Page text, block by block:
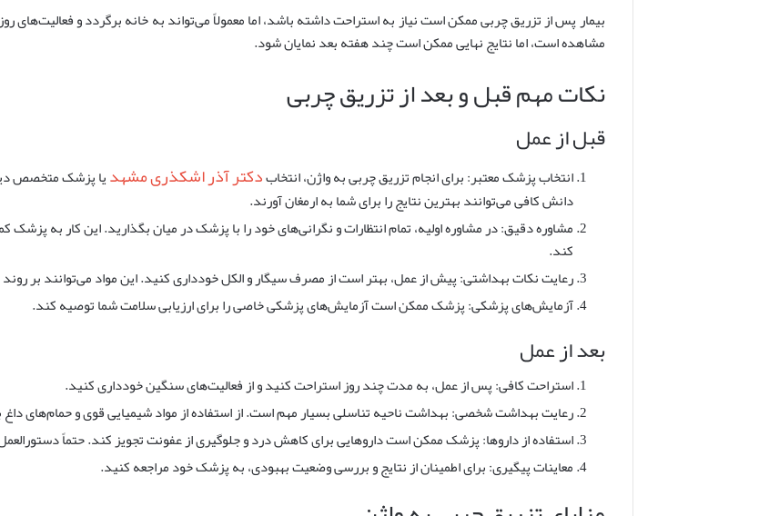
بیمار پس از تزریق چربی ممکن است نیاز به استراحت داشته باشد، اما معمولاً می‌تواند به خانه برگردد و فعالیت‌های
مشاهده است، اما نتایج نهایی ممکن است چند هفته بعد نمایان شود.
نکات مهم قبل و بعد از تزریق چربی
قبل از عمل
انتخاب پزشک معتبر: برای انجام تزریق چربی به واژن، انتخابدکتر آذر اشکذری مشهدیا پزشک متخصص
دانش کافی می‌توانند بهترین نتایج را برای شما به ارمغان آورند.
مشاوره دقیق: در مشاوره اولیه، تمام انتظارات و نگرانی‌های خود را با پزشک در میان بگذارید. این کار به
کند.
رعایت نکات بهداشتی: پیش از عمل، بهتر است از مصرف سیگار و الکل خودداری کنید. این مواد می‌توانند بر روند
آزمایش‌های پزشکی: پزشک ممکن است آزمایش‌های پزشکی خاصی را برای ارزیابی سلامت شما توصیه کند.
بعد از عمل
استراحت کافی: پس از عمل، به مدت چند روز استراحت کنید و از فعالیت‌های سنگین خودداری کنید.
رعایت بهداشت شخصی: بهداشت ناحیه تناسلی بسیار مهم است. از استفاده از مواد شیمیایی قوی و حمام‌های
استفاده از داروها: پزشک ممکن است داروهایی برای کاهش درد و جلوگیری از عفونت تجویز کند. حتماً
معاینات پیگیری: برای اطمینان از نتایج و بررسی وضعیت بهبودی، به پزشک خود مراجعه کنید.